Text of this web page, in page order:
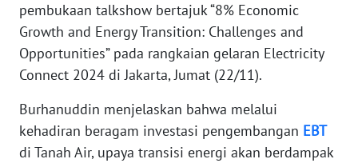
pembukaan talkshow bertajuk “8% Economic
Growth and Energy Transition: Challenges and
Opportunities” pada rangkaian gelaran Electricity
Connect 2024 di Jakarta, Jumat (22/11).
Burhanuddin menjelaskan bahwa melalui
kehadiran beragam investasi pengembangan EBT
di Tanah Air, upaya transisi energi akan berdampak
WN
SUMUT
JAKARTA
WN
JABAR